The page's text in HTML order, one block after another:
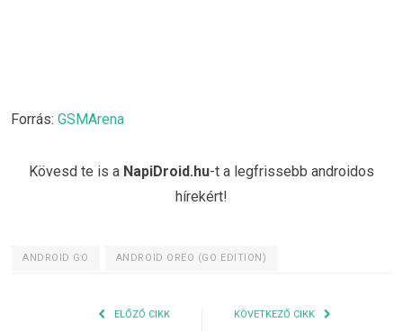
Forrás: GSMArena
Kövesd te is a NapiDroid.hu-t a legfrissebb androidos
hírekért!
ANDROID GO ANDROID OREO (GO EDITION)
ELŐZŐ CIKK KÖVETKEZŐ CIKK